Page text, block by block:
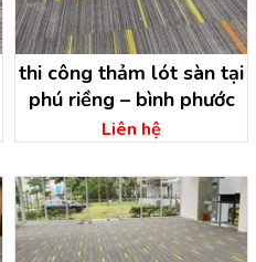
thi công thảm lót sàn tại
phú riềng – bình phước
Liên hệ